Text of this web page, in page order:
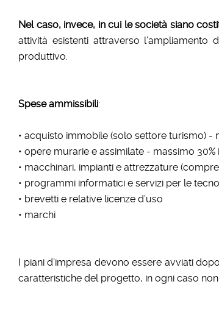
Nel caso, invece, in cui le società siano
attività esistenti attraverso
produttivo.
Spese ammissibili:
• acquisto immobile (solo settore turismo) -
• opere murarie e assimilate - massimo
• macchinari, impianti e attrezzature
• programmi informatici e servizi per le
• brevetti e relative licenze d’uso
• marchi
I piani d’impresa devono essere avviati
caratteristiche del progetto, in ogni caso